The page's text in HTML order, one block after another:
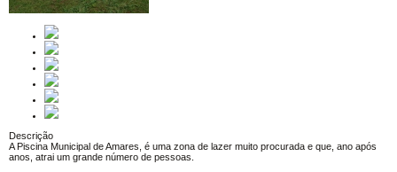
Descrição
A Piscina Municipal de Amares, é uma zona de lazer muito procurada e que, ano após
anos, atrai um grande número de pessoas.